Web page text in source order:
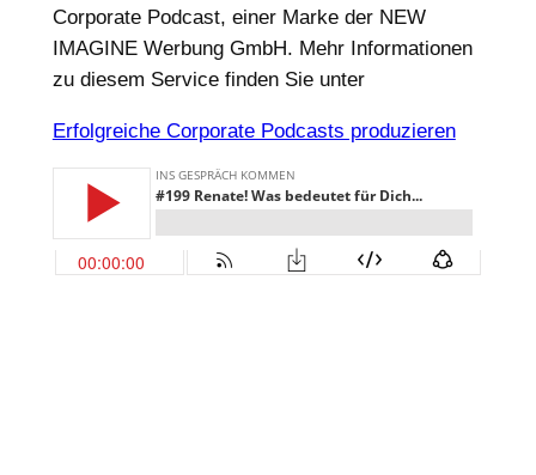
Corporate Podcast, einer Marke der NEW
IMAGINE Werbung GmbH. Mehr Informationen
zu diesem Service finden Sie unter
Erfolgreiche Corporate Podcasts produzieren